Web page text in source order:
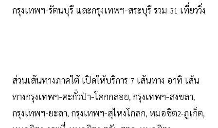
กรุงเทพฯ-รัตนบุรี และกรุงเทพฯ-สระบุรี รวม 31 เที่ยววิ่ง
ส่วนเส้นทางภาคใต้ เปิดให้บริการ 7 เส้นทาง อาทิ เส้น
ทางกรุงเทพฯ-ตะกั่วป่า-โคกกลอย, กรุงเทพฯ-สงขลา,
กรุงเทพฯ-ยะลา, กรุงเทพฯ-สุไหงโกลก, หมอชิต2-ภูเก็ต,